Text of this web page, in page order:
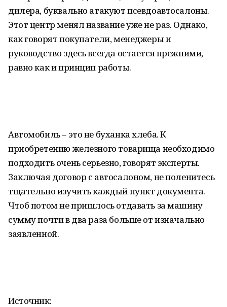
дилера, буквально атакуют псевдоавтосалоны.
Этот центр менял название уже не раз. Однако,
как говорят покупатели, менеджеры и
руководство здесь всегда остается прежними,
равно как и принцип работы.
Автомобиль – это не буханка хлеба. К
приобретению железного товарища необходимо
подходить очень серьезно, говорят эксперты.
Заключая договор с автосалоном, не поленитесь
тщательно изучить каждый пункт документа.
Чтоб потом не пришлось отдавать за машину
сумму почти в два раза больше от изначально
заявленной.
Источник: